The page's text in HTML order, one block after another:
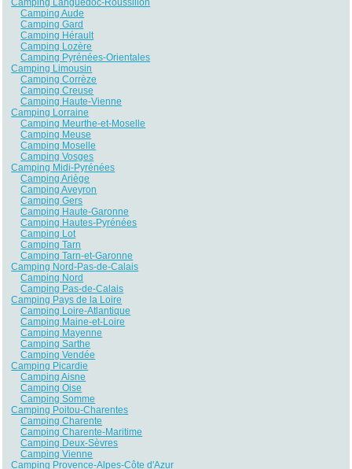
Camping Languedoc-Roussillon
Camping Aude
Camping Gard
Camping Hérault
Camping Lozère
Camping Pyrénées-Orientales
Camping Limousin
Camping Corrèze
Camping Creuse
Camping Haute-Vienne
Camping Lorraine
Camping Meurthe-et-Moselle
Camping Meuse
Camping Moselle
Camping Vosges
Camping Midi-Pyrénées
Camping Ariège
Camping Aveyron
Camping Gers
Camping Haute-Garonne
Camping Hautes-Pyrénées
Camping Lot
Camping Tarn
Camping Tarn-et-Garonne
Camping Nord-Pas-de-Calais
Camping Nord
Camping Pas-de-Calais
Camping Pays de la Loire
Camping Loire-Atlantique
Camping Maine-et-Loire
Camping Mayenne
Camping Sarthe
Camping Vendée
Camping Picardie
Camping Aisne
Camping Oise
Camping Somme
Camping Poitou-Charentes
Camping Charente
Camping Charente-Maritime
Camping Deux-Sèvres
Camping Vienne
Camping Provence-Alpes-Côte d'Azur